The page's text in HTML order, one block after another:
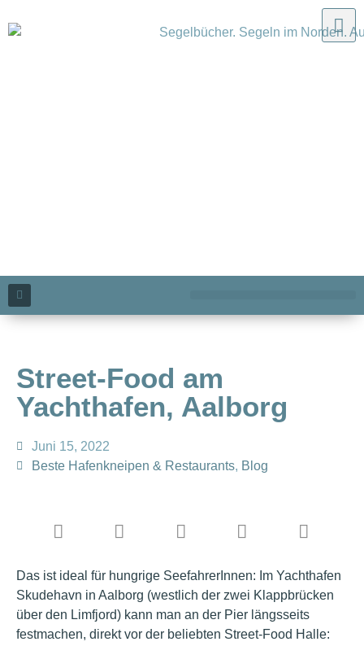
Street-Food am
Yachthafen, Aalborg
Juni 15, 2022
Beste Hafenkneipen & Restaurants, Blog
Das ist ideal für hungrige SeefahrerInnen: Im Yachthafen
Skudehavn in Aalborg (westlich der zwei Klappbrücken
über den Limfjord) kann man an der Pier längsseits
festmachen, direkt vor der beliebten Street-Food Halle: